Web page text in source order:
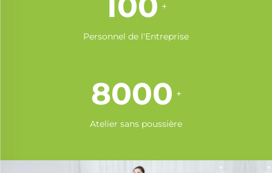
+
Personnel de l'Entreprise
8000 +
Atelier sans poussière